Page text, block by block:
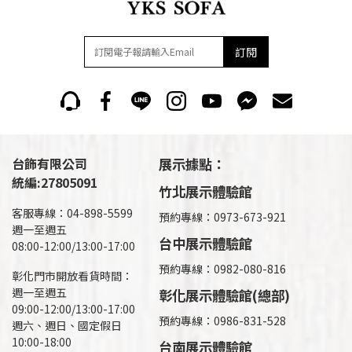
訂閱
台飾有限公司
統編:27805091
客服專線：04-898-5599
週一至週五
08:00-12:00/13:00-17:00
彰化門市開放看貨時間：
週一至週五
09:00-12:00/13:00-17:00
週六、週日、國定假日
10:00-18:00
展示據點：
竹北展示體驗館
預約專線：0973-673-921
台中展示體驗館
預約專線：0982-080-816
彰化展示體驗館(總部)
預約專線： 0986-831-528
台南展示體驗館